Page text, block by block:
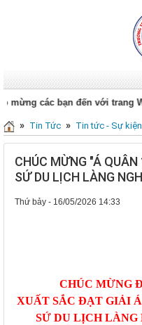
các bạn đến với trang Web
» Tin Tức » Tin tức - Sự kiện
CHÚC MỪNG "Á
SỨ DU LỊCH LÀNG
Thứ bảy - 16/05/2026 14:33
CHÚC MỪNG
XUẤT SẮC ĐẠT GIẢI
SỨ DU LỊCH LÀNG